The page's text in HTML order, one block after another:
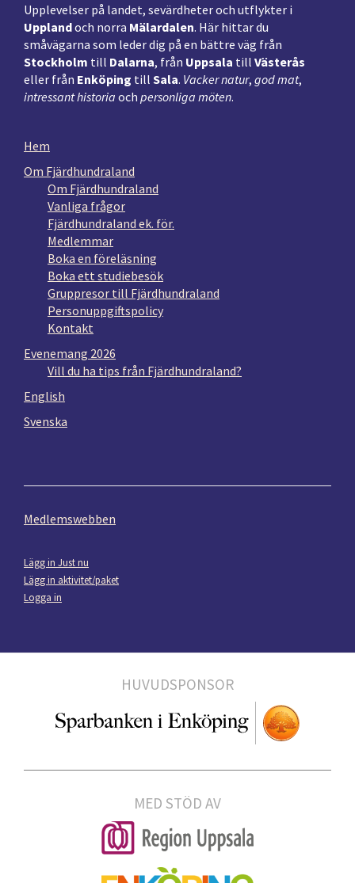
Upplevelser på landet, sevärdheter och utflykter i
Upplandoch norra Mälardalen. Här hittar du
småvägarna som leder dig på en bättre väg från
Stockholm till Dalarna, från Uppsala till Västerås
eller från Enköping till Sala. Vacker natur, god mat,
intressant historia och personliga möten.
Hem
Om Fjärdhundraland
Om Fjärdhundraland
Vanliga frågor
Fjärdhundraland ek. för.
Medlemmar
Boka en föreläsning
Boka ett studiebesök
Gruppresor till Fjärdhundraland
Personuppgiftspolicy
Kontakt
Evenemang 2026
Vill du ha tips från Fjärdhundraland?
English
Svenska
Medlemswebben
Lägg in Just nu
Lägg in aktivitet/paket
Logga in
HUVUDSPONSOR
MED STÖD AV